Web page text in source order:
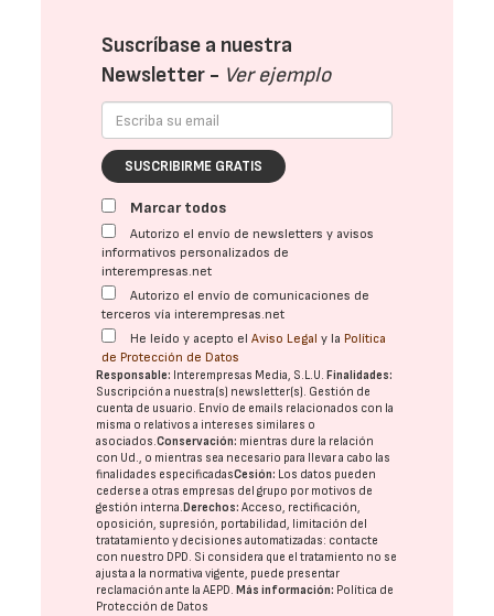
Suscríbase a nuestra
Newsletter - Ver ejemplo
SUSCRIBIRME GRATIS
Marcar todos
Autorizo el envío de newsletters y avisos
informativos personalizados de
interempresas.net
Autorizo el envío de comunicaciones de
terceros vía interempresas.net
He leído y acepto elAviso Legal y la Política
de Protección de Datos
Responsable: Interempresas Media, S.L.U. Finalidades:
Suscripción a nuestra(s) newsletter(s). Gestión de
cuenta de usuario. Envío de emails relacionados con la
misma o relativos a intereses similares o
asociados.Conservación: mientras dure la relación
con Ud., o mientras sea necesario para llevar a cabo las
finalidades especificadasCesión: Los datos pueden
cederse a otras empresas del grupo por motivos de
gestión interna. Derechos: Acceso, rectificación,
oposición, supresión, portabilidad, limitación del
tratatamiento y decisiones automatizadas: contacte
con nuestro DPD. Si considera que el tratamiento no se
ajusta a la normativa vigente, puede presentar
reclamación ante laAEPD. Más información: Política de
Protección de Datos